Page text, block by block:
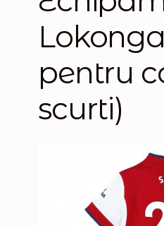
pentru
scurti)